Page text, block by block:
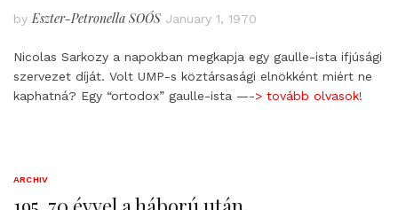
by Eszter-Petronella SOÓS January 1, 1970
Nicolas Sarkozy a napokban megkapja egy gaulle-ista ifjúsági
szervezet díját. Volt UMP-s köztársasági elnökként miért ne
kaphatná? Egy “ortodox” gaulle-ista —-> tovább olvasok!
ARCHIV